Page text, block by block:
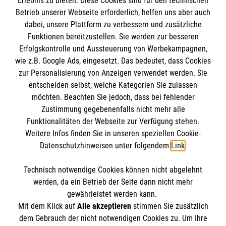
IBAN: DE10 3706 0120 1201 2000 12
BIC: GENODED 1PA7
Newsletter abonnieren
Cookies verwalten|AGB|Impressum|Datenschutz
Barrierefreiheit |Kontakt| Sharepoint|Mediathek
Betrieb unserer Webseite erforderlich, helfen uns aber auch
dabei, unsere Plattform zu verbessern und zusätzliche
Funktionen bereitzustellen. Sie werden zur besseren
Erfolgskontrolle und Aussteuerung von Werbekampagnen,
wie z.B. Google Ads, eingesetzt. Das bedeutet, dass Cookies
zur Personalisierung von Anzeigen verwendet werden. Sie
entscheiden selbst, welche Kategorien Sie zulassen
möchten. Beachten Sie jedoch, dass bei fehlender
Zustimmung gegebenenfalls nicht mehr alle
Funktionalitäten der Webseite zur Verfügung stehen.
Weitere Infos finden Sie in unseren speziellen Cookie-
Datenschutzhinweisen unter folgendem Link.
Technisch notwendige Cookies können nicht abgelehnt
werden, da ein Betrieb der Seite dann nicht mehr
gewährleistet werden kann.
Mit dem Klick auf Alle akzeptierenstimmen Sie zusätzlich
dem Gebrauch der nicht notwendigen Cookies zu. Um Ihre